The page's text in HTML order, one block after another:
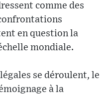
comme des
en question la
mondiale.
se déroulent, le
à la